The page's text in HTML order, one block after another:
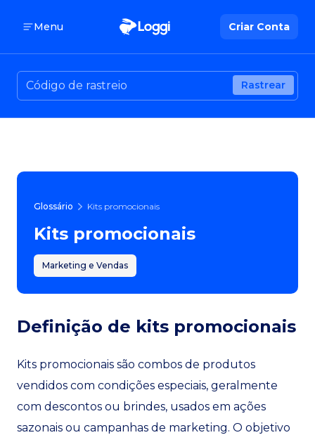
Menu Criar Conta
Rastrear
Glossário Kits promocionais
Kits promocionais
Marketing e Vendas
Definição de kits promocionais
Kits promocionais são combos de produtos
vendidos com condições especiais, geralmente
com descontos ou brindes, usados em ações
sazonais ou campanhas de marketing. O objetivo